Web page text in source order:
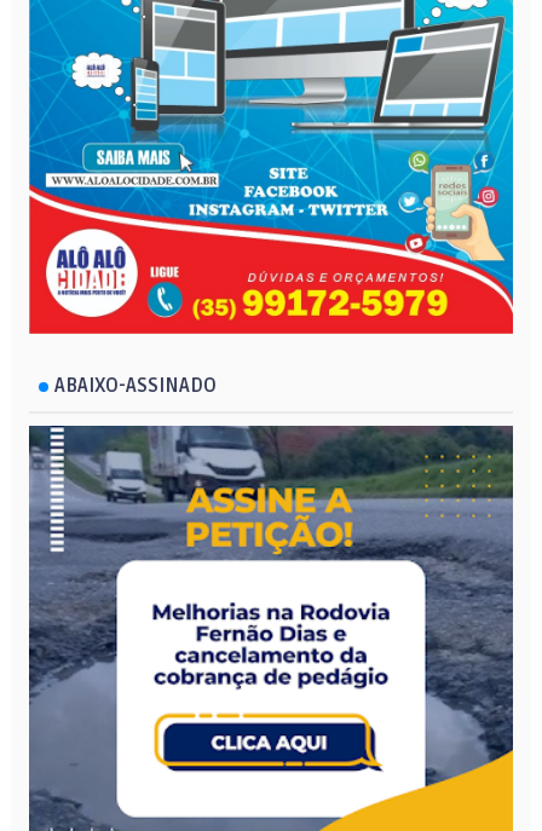
ABAIXO-ASSINADO